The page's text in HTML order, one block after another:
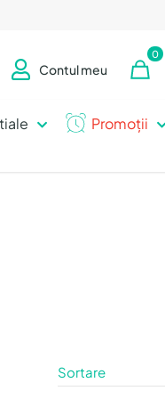
Contul meu
0
Promoții